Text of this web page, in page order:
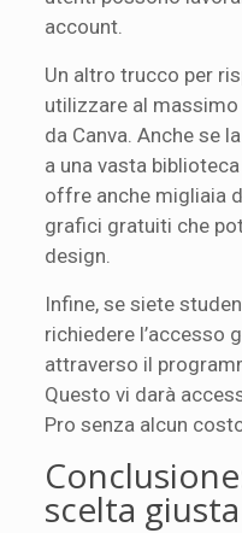
account.
Un altro trucco per
utilizzare al
da Canva. Anche se
a una vasta
offre anche migliaia
grafici gratuiti che
design.
Infine, se siete
richiedere l’accesso
attraverso il
Questo vi darà
Pro senza alcun
scelta